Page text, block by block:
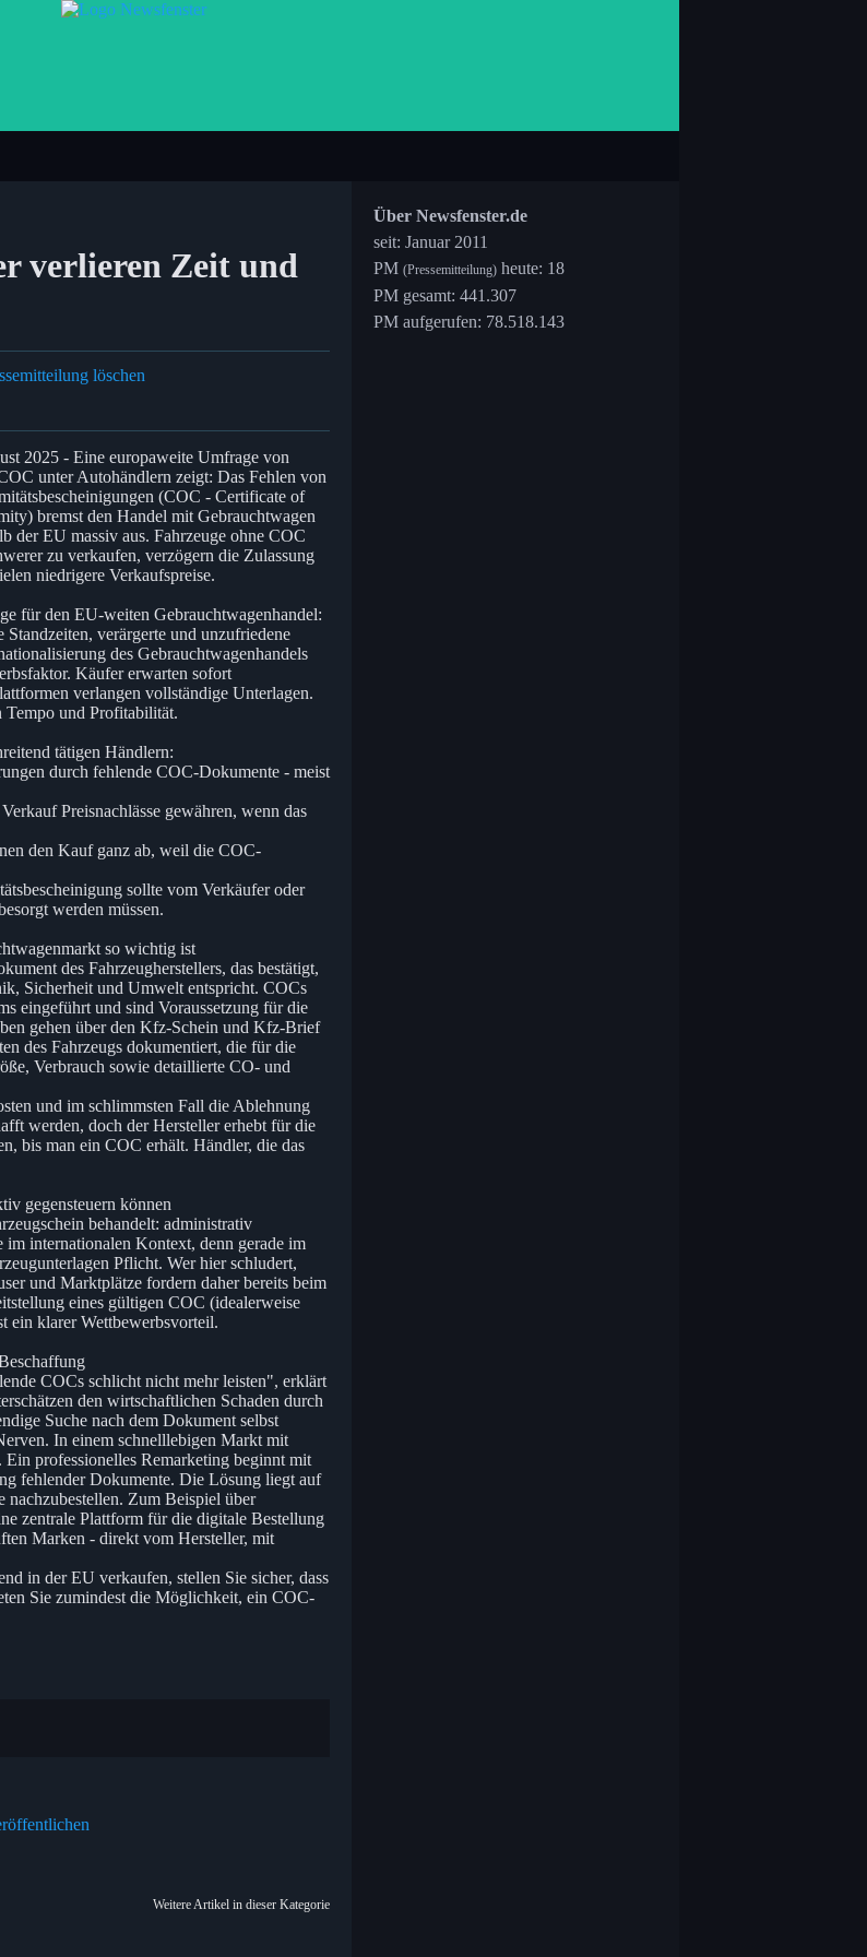
verlieren Zeit und
löschen
2025 - Eine europaweite Umfrage von
unter Autohändlern zeigt: Das Fehlen von
(COC - Certificate of
bremst den Handel mit Gebrauchtwagen
der EU massiv aus. Fahrzeuge ohne COC
zu verkaufen, verzögern die Zulassung
niedrigere Verkaufspreise.
für den EU-weiten Gebrauchtwagenhandel:
Standzeiten, verärgerte und unzufriedene
des Gebrauchtwagenhandels
Käufer erwarten sofort
verlangen vollständige Unterlagen.
Tempo und Profitabilität.
tätigen Händlern:
durch fehlende COC-Dokumente - meist
Preisnachlässe gewähren, wenn das
den Kauf ganz ab, weil die COC-
sollte vom Verkäufer oder
werden müssen.
so wichtig ist
des Fahrzeugherstellers, das bestätigt,
Sicherheit und Umwelt entspricht. COCs
eingeführt und sind Voraussetzung für die
gehen über den Kfz-Schein und Kfz-Brief
des Fahrzeugs dokumentiert, die für die
Verbrauch sowie detaillierte CO- und
und im schlimmsten Fall die Ablehnung
werden, doch der Hersteller erhebt für die
bis man ein COC erhält. Händler, die das
gegensteuern können
behandelt: administrativ
internationalen Kontext, denn gerade im
Pflicht. Wer hier schludert,
und Marktplätze fordern daher bereits beim
eines gültigen COC (idealerweise
ein klarer Wettbewerbsvorteil.
COCs schlicht nicht mehr leisten", erklärt
den wirtschaftlichen Schaden durch
Suche nach dem Dokument selbst
In einem schnelllebigen Markt mit
professionelles Remarketing beginnt mit
fehlender Dokumente. Die Lösung liegt auf
Zum Beispiel über
zentrale Plattform für die digitale Bestellung
Marken - direkt vom Hersteller, mit
in der EU verkaufen, stellen Sie sicher, dass
Sie zumindest die Möglichkeit, ein COC-
Weitere Artikel in dieser Kategorie
Über Newsfenster.de
seit: Januar 2011
PM (Pressemitteilung) heute: 18
PM gesamt: 441.307
PM aufgerufen: 78.518.143